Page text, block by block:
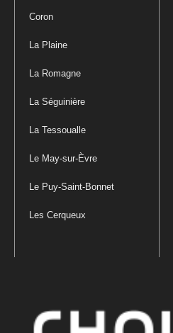
Coron
La Plaine
La Romagne
La Séguinière
La Tessoualle
Le May-sur-Èvre
Le Puy-Saint-Bonnet
Les Cerqueux